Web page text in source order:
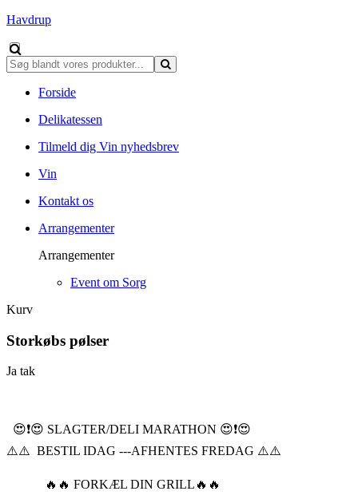
Havdrup
Forside
Delikatessen
Tilmeld dig Vin nyhedsbrev
Vin
Kontakt os
Arrangementer
Arrangementer
Event om Sorg
Kurv
Storkøbs pølser
Ja tak
😍❗️😍 SLAGTER/DELI MARATHON 😍❗️😍
⚠️⚠️ BESTIL IDAG ---AFHENTES FREDAG ⚠️⚠️
🔥🔥 FORKÆL DIN GRILL🔥🔥